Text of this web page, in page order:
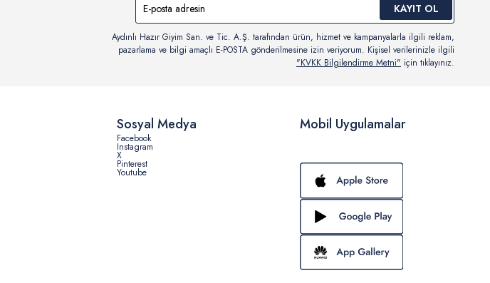
KAYIT OL
Aydınlı Hazır Giyim San. ve Tic. A.Ş. tarafından ürün, hizmet ve kampanyalarla ilgili reklam,
pazarlama ve bilgi amaçlı E-POSTA gönderilmesine izin veriyorum. Kişisel verilerinizle ilgili
"KVKK Bilgilendirme Metni" için tıklayınız.
Mobil Uygulamalar
Sosyal Medya
Facebook
Instagram
X
Pinterest
Youtube